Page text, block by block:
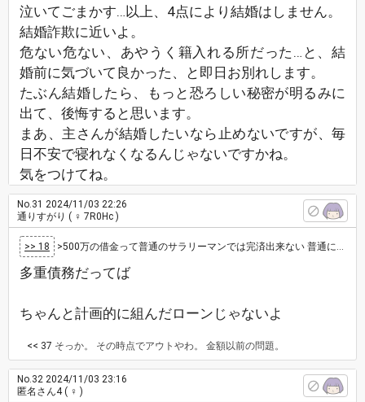
泣いてごまかす…以上、4点により結婚はしません。
結婚詐欺に近いよ。
危ない危ない、あやうく籍入れる所だった…と、結
婚前に気づいて良かった、と即日お別れします。
たぶん結婚したら、もっと恐ろしい秘密が明るみに
出て、後悔すると思います。
まあ、主さんが結婚したいなら止めないですが、毎
日不安で寝れなくなるんじゃないですかね。
気をつけてね。
No.31 2024/11/03 22:26
通りすがり ( ♀ 7R0Hc )
>> 18 >500万の借金って普通のサラリーマンでは完済出来ない 普通にできるでしょ。 車買うだけでも、それくらいのローンは組むし、家な…
多重債務だってば
ちゃんと計画的に組んだローンじゃないよ
<< 37 そっか。 その時点でアウトやわ。 金額以前の問題。
No.32 2024/11/03 23:16
匿名さん4( ♀ )